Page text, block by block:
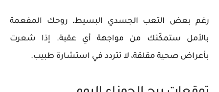
رغم بعض التعب الجسدي البسيط، روحك المفعمة
بالأمل ستمكّنك من مواجهة أي عقبة. إذا شعرت
بأعراض صحية مقلقة، لا تتردد في استشارة طبيب.